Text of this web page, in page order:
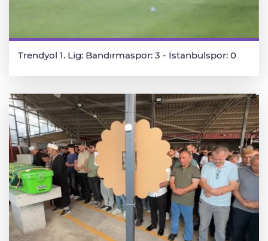
Trendyol 1. Lig: Bandırmaspor: 3 - İstanbulspor: 0